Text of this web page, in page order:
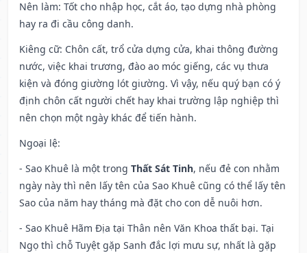
Nên làm: Tốt cho nhập học, cắt áo, tạo dựng nhà phòng
hay ra đi cầu công danh.
Kiêng cữ: Chôn cất, trổ cửa dựng cửa, khai thông đường
nước, việc khai trương, đào ao móc giếng, các vụ thưa
kiện và đóng giường lót giường. Vì vậy, nếu quý bạn có ý
định chôn cất người chết hay khai trường lập nghiệp thì
nên chọn một ngày khác để tiến hành.
Ngoại lệ:
- Sao Khuê là một trong Thất Sát Tinh, nếu đẻ con nhằm
ngày này thì nên lấy tên của Sao Khuê cũng có thể lấy tên
Sao của năm hay tháng mà đặt cho con dễ nuôi hơn.
- Sao Khuê Hãm Địa tại Thân nên Văn Khoa thất bại. Tại
Ngọ thì chỗ Tuyệt gặp Sanh đắc lợi mưu sự, nhất là gặp